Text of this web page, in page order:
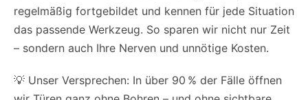
regelmäßig fortgebildet und kennen für jede Situation
das passende Werkzeug. So sparen wir nicht nur Zeit
– sondern auch Ihre Nerven und unnötige Kosten.
💡 Unser Versprechen: In über 90 % der Fälle öffnen